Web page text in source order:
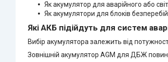
Як акумулятор для аварійного або
Як акумулятори для блоків
Які АКБ підійдуть для систем
Вибір акумулятора залежить від
Зовнішній акумулятор AGM для ДБЖ